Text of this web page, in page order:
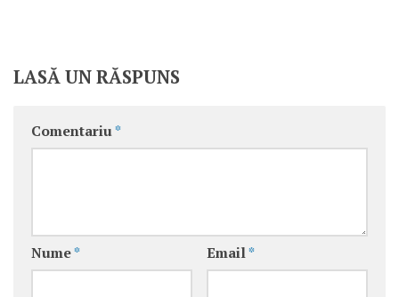
LASĂ UN RĂSPUNS
Comentariu*
Nume* Email*